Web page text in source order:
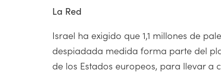
La Red
Israel ha exigido que 1,1 millones de
despiadada medida forma parte del
de los Estados europeos, para llevar a